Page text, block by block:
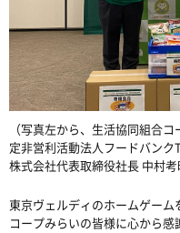
（写真左から、生活協同組合
定非営利活動法人フードバンク
株式会社代表取締役社長 中村考
東京ヴェルディのホームゲー
コープみらいの皆様に心から感